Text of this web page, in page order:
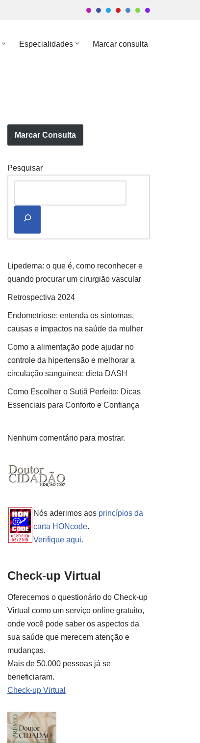
Especialidades Marcar consulta
Marcar Consulta
Pesquisar
Lipedema: o que é, como reconhecer e
quando procurar um cirurgião vascular
Retrospectiva 2024
Endometriose: entenda os sintomas,
causas e impactos na saúde da mulher
Como a alimentação pode ajudar no
controle da hipertensão e melhorar a
circulação sanguínea: dieta DASH
Como Escolher o Sutiã Perfeito: Dicas
Essenciais para Conforto e Confiança
Nenhum comentário para mostrar.
Nós aderimos aos princípios da
carta HONcode.
Verifique aqui.
Check-up Virtual
Oferecemos o questionário do Check-up
Virtual como um serviço online gratuito,
onde você pode saber os aspectos da
sua saúde que merecem atenção e
mudanças.
Mais de 50.000 pessoas já se
beneficiaram.
Check-up Virtual